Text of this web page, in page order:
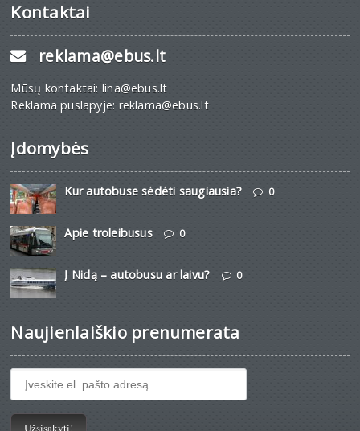
Kontaktai
reklama@ebus.lt
Mūsų kontaktai: lina@ebus.lt
Reklama puslapyje: reklama@ebus.lt
Įdomybės
Kur autobuse sėdėti saugiausia? 0
Apie troleibusus 0
Į Nidą – autobusu ar laivu? 0
Naujienlaiškio prenumerata